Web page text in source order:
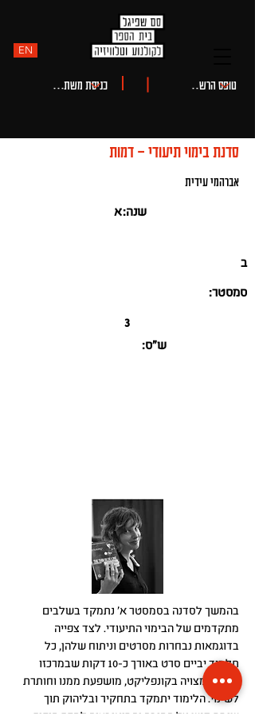
EN
סדנת בימוי תיעודי - דמות
אברהמי עידית
אשנה:
ב
סמסטר:
3
ש"ס:
בהמשך לסדנה בסמסטר א' נתמקד בשלבים
מתקדמים של הבימוי התיעודי. לצד צפייה
בדוגמאות נבחרות מסרטים וניתוח שלהן, כל
תלמיד יביים סרט באורך כ-10 דקות שבמרכזו
דמות המצויה בקונפליקט, מושפעת ממנו וחותרת
לשינוי. הלימוד יתמקד בתחקיר ובליהוק תוך